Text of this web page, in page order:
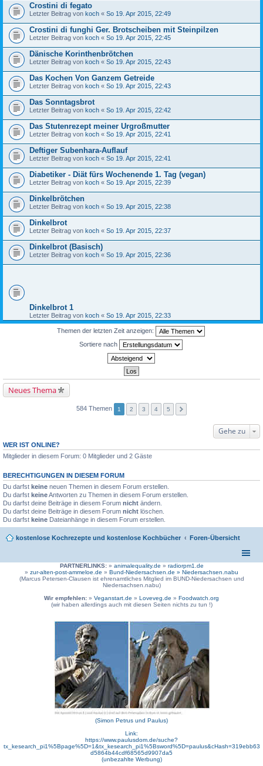
Crostini di fegato
Letzter Beitrag von koch « So 19. Apr 2015, 22:49
Crostini di funghi Ger. Brotscheiben mit Steinpilzen
Letzter Beitrag von koch « So 19. Apr 2015, 22:45
Dänische Korinthenbrötchen
Letzter Beitrag von koch « So 19. Apr 2015, 22:43
Das Kochen Von Ganzem Getreide
Letzter Beitrag von koch « So 19. Apr 2015, 22:43
Das Sonntagsbrot
Letzter Beitrag von koch « So 19. Apr 2015, 22:42
Das Stutenrezept meiner Urgroßmutter
Letzter Beitrag von koch « So 19. Apr 2015, 22:41
Deftiger Subenhara-Auflauf
Letzter Beitrag von koch « So 19. Apr 2015, 22:41
Diabetiker - Diät fürs Wochenende 1. Tag (vegan)
Letzter Beitrag von koch « So 19. Apr 2015, 22:39
Dinkelbrötchen
Letzter Beitrag von koch « So 19. Apr 2015, 22:38
Dinkelbrot
Letzter Beitrag von koch « So 19. Apr 2015, 22:37
Dinkelbrot (Basisch)
Letzter Beitrag von koch « So 19. Apr 2015, 22:36
Dinkelbrot 1
Letzter Beitrag von koch « So 19. Apr 2015, 22:33
Themen der letzten Zeit anzeigen:
Sortiere nach
Neues Thema
584 Themen 1 2 3 4 5
Gehe zu
WER IST ONLINE?
Mitglieder in diesem Forum: 0 Mitglieder und 2 Gäste
BERECHTIGUNGEN IN DIESEM FORUM
Du darfst keine neuen Themen in diesem Forum erstellen.
Du darfst keineAntworten zu Themen in diesem Forum erstellen.
Du darfst deine Beiträge in diesem Forum nicht ändern.
Du darfst deine Beiträge in diesem Forum nicht löschen.
Du darfst keine Dateianhänge in diesem Forum erstellen.
kostenlose Kochrezepte und kostenlose Kochbücher Foren-Übersicht
PARTNERLINKS:» animalequality.de » radiorpm1.de
» zur-alten-post-ammeloe.de » Bund-Niedersachsen.de » Niedersachsen.nabu
(Marcus Petersen-Clausen ist ehrenamtliches Mitglied im BUND-Niedersachsen und
Niedersachsen.nabu)
Wir empfehlen: » Veganstart.de » Loveveg.de » Foodwatch.org
(wir haben allerdings auch mit diesen Seiten nichts zu tun !)
(Simon Petrus und Paulus)
Link:
https://www.paulusdom.de/suche?
tx_kesearch_pi1%5Bpage%5D=1&tx_kesearch_pi1%5Bsword%5D=paulus&cHash=319ebb63
d5864b44cdf68565d9907da5
(unbezahlte Werbung)